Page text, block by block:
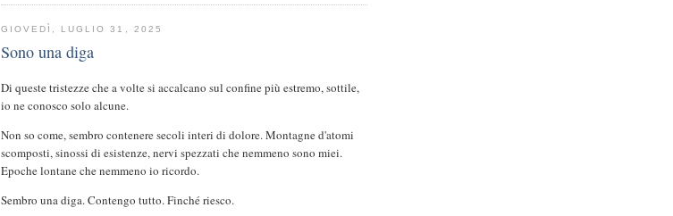
GIOVEDÌ, LUGLIO 31, 2025
Sono una diga
Di queste tristezze che a volte si accalcano sul confine più estremo, sottile,
io ne conosco solo alcune.
Non so come, sembro contenere secoli interi di dolore. Montagne d'atomi
scomposti, sinossi di esistenze, nervi spezzati che nemmeno sono miei.
Epoche lontane che nemmeno io ricordo.
Sembro una diga. Contengo tutto. Finché riesco.